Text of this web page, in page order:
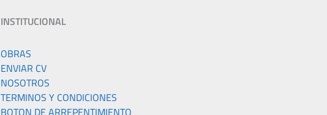
INSTITUCIONAL
OBRAS
ENVIAR CV
NOSOTROS
TERMINOS Y CONDICIONES
BOTON DE ARREPENTIMIENTO